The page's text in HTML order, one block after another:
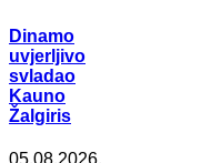
Dinamo
uvjerljivo
svladao
Kauno
Žalgiris